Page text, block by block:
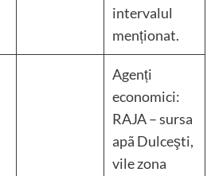
intervalul
menționat.
Agenți
economici:
RAJA – sursa
apã Dulceşti,
vile zona